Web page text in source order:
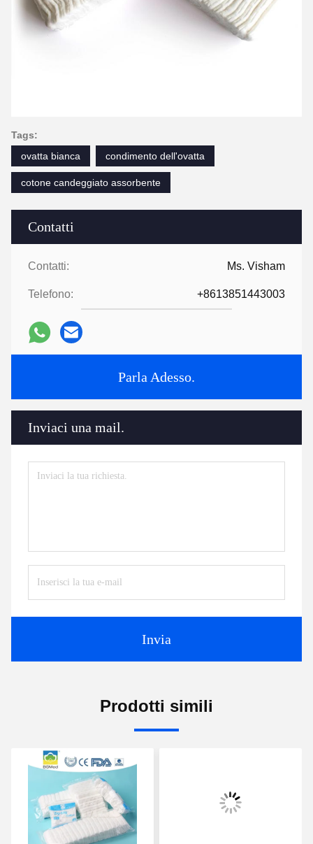
Contatti
Contatti: Ms. Visham
Telefono: +8613851443003
Parla Adesso.
Inviaci una mail.
Invia
Tags:
ovatta bianca
condimento dell'ovatta
cotone candeggiato assorbente
Prodotti simili